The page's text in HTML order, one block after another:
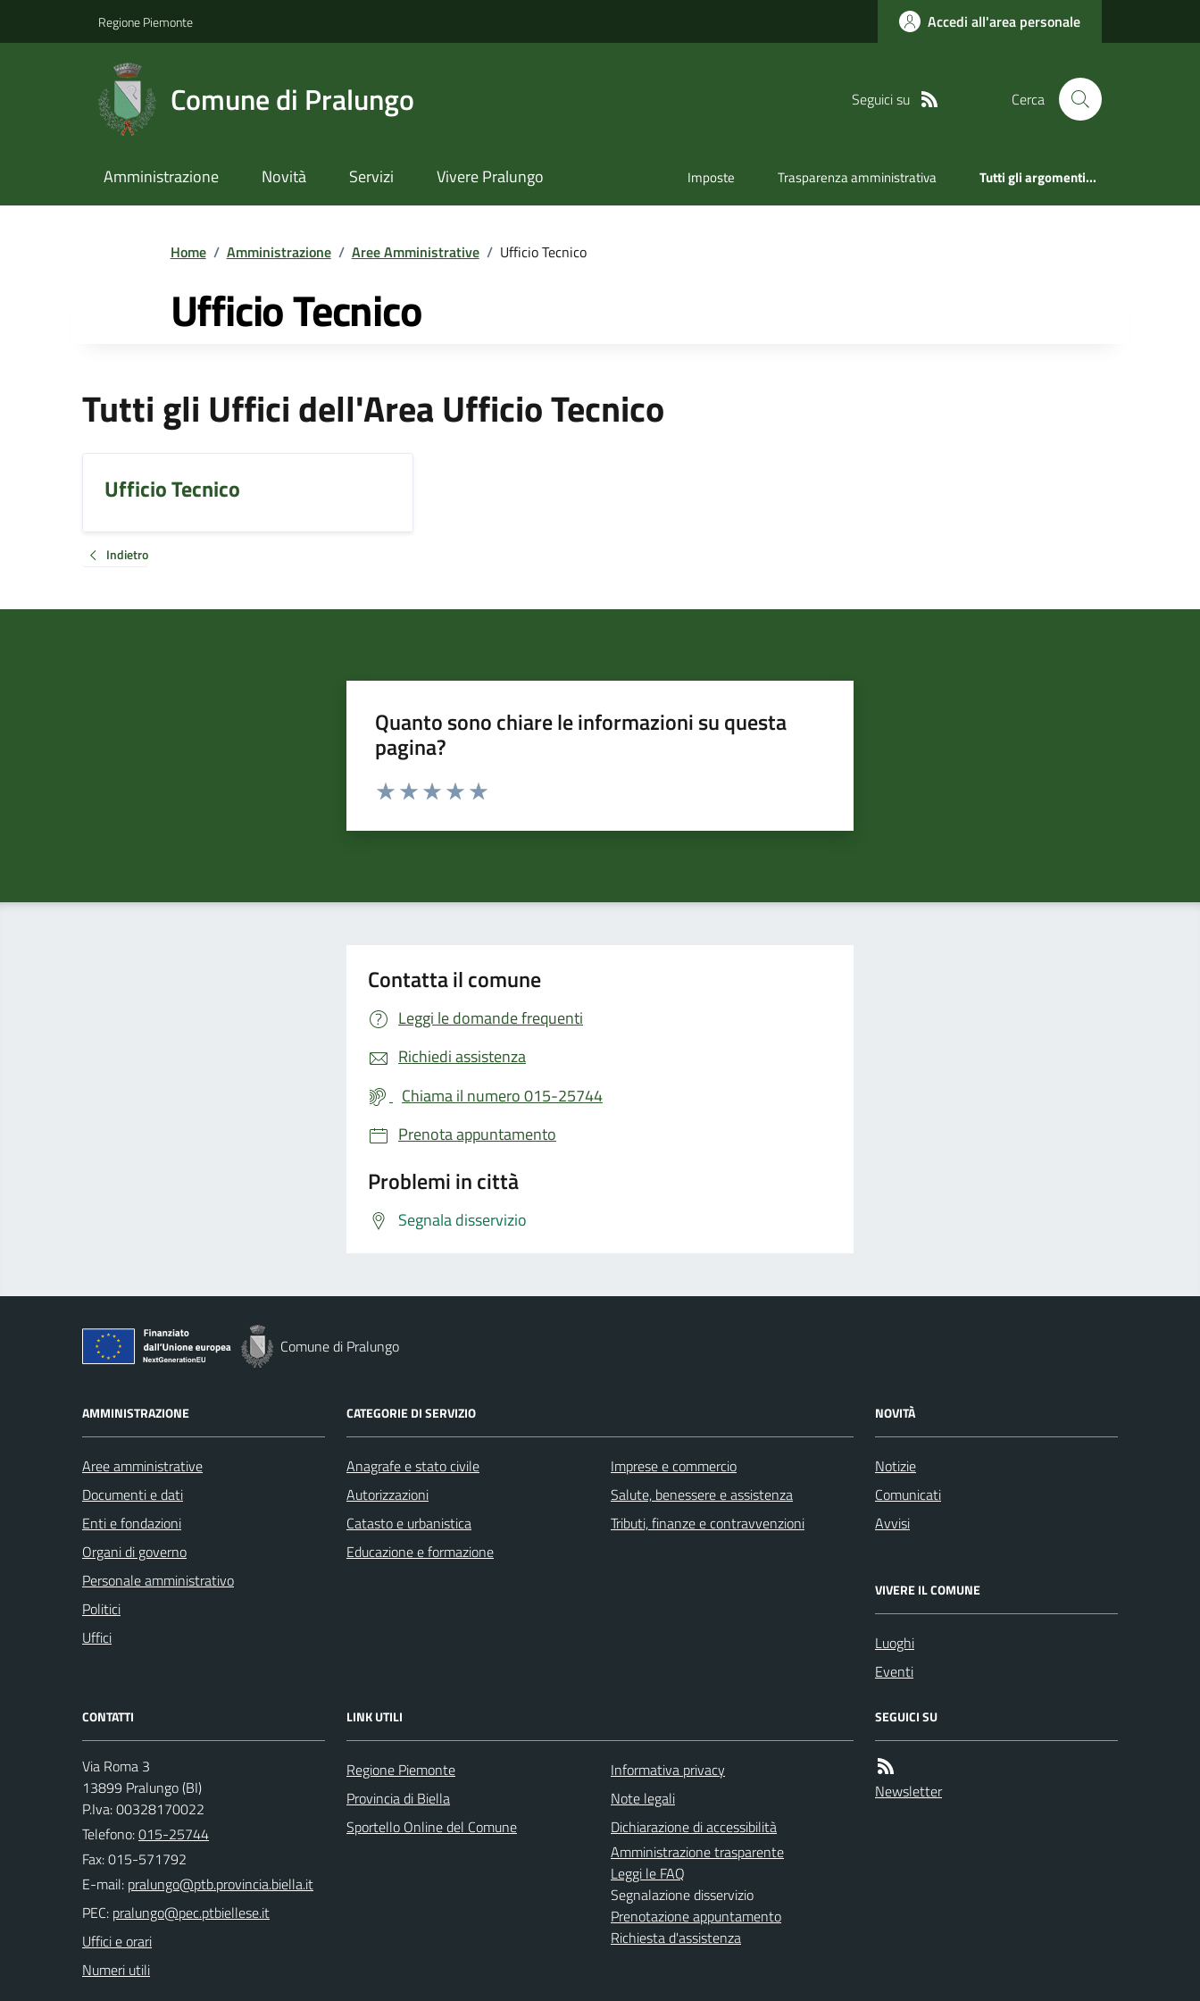
Regione Piemonte Accedi all'area personale
Comune di Pralungo Seguici su Cerca
Amministrazione Novità Servizi Vivere Pralungo Imposte Trasparenza amministrativa Tutti gli argomenti...
Home / Amministrazione / Aree Amministrative / Ufficio Tecnico
Ufficio Tecnico
Tutti gli Uffici dell'Area Ufficio Tecnico
Ufficio Tecnico
Indietro
Quanto sono chiare le informazioni su questa
pagina?
Valuta da 1 a 5 stelle la pagina
Contatta il comune
Leggi le domande frequenti
Richiedi assistenza
Chiama il numero 015-25744
Prenota appuntamento
Problemi in città
Segnala disservizio
Comune di Pralungo
AMMINISTRAZIONE
Aree amministrative
Documenti e dati
Enti e fondazioni
Organi di governo
Personale amministrativo
Politici
Uffici
CATEGORIE DI SERVIZIO
Anagrafe e stato civile
Autorizzazioni
Catasto e urbanistica
Educazione e formazione
Imprese e commercio
Salute, benessere e assistenza
Tributi, finanze e contravvenzioni
NOVITÀ
Notizie
Comunicati
Avvisi
VIVERE IL COMUNE
Luoghi
Eventi
CONTATTI
Via Roma 3
13899 Pralungo (BI)
P.Iva: 00328170022
Telefono:015-25744
Fax: 015-571792
E-mail:
PEC:
Uffici e orari
Numeri utili
LINK UTILI
Regione Piemonte
Provincia di Biella
Sportello Online del Comune
Informativa privacy
Note legali
Dichiarazione di accessibilità
Amministrazione trasparente
Leggi le FAQ
Segnalazione disservizio
Prenotazione appuntamento
Richiesta d'assistenza
SEGUICI SU
Newsletter